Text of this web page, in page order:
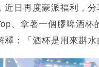
日再度豪派福利，
、拿著一個膠啤酒
：「酒杯是用來斟水